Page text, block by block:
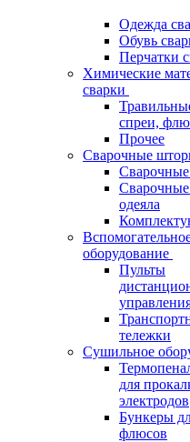
Одежда
Обувь
Перчатки
Химические
сварки
спреи,
Прочее
Сварочные
Сварочные
одеяла
оборудование
Пульты
тележки
Сушильное
для
электродов
Бункеры
флюсов